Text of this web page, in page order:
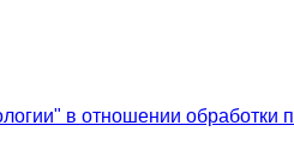
в отношении обработки